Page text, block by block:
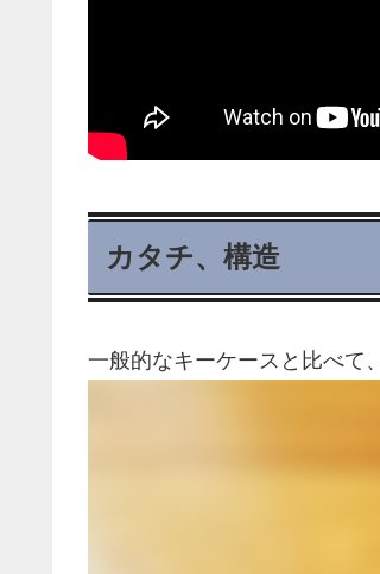
カタチ、構造
一般的なキーケースと比べて